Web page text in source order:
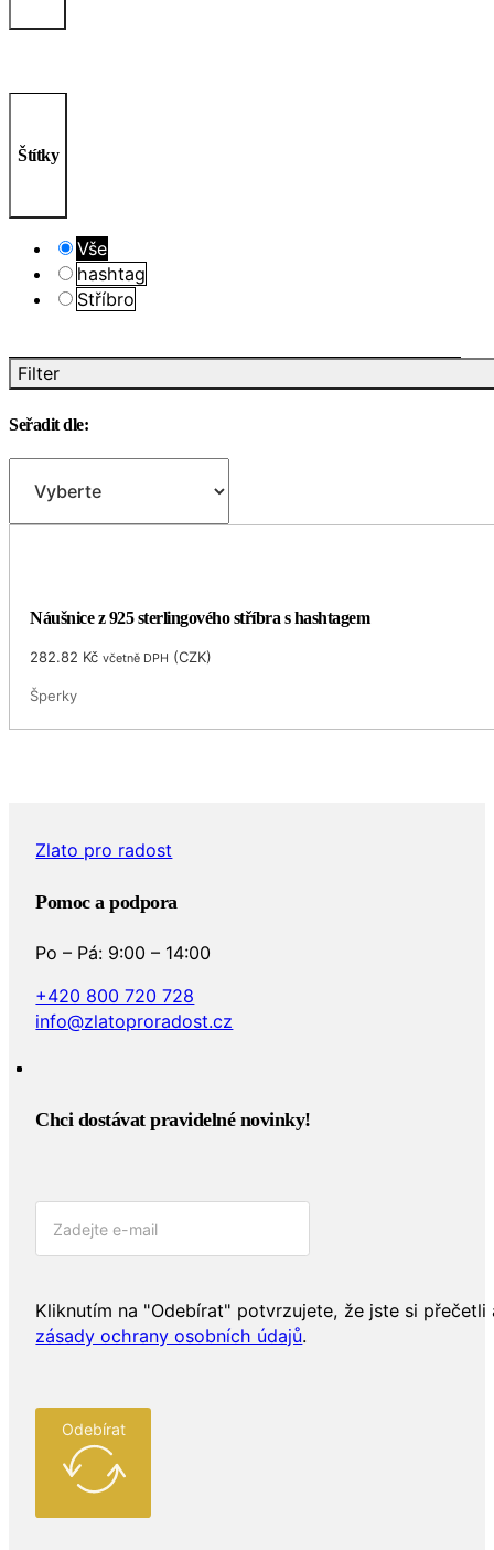
Štítky
Vše
hashtag
Stříbro
Filter
Seřadit dle:
Náušnice z 925 sterlingového stříbra s hashtagem
282.82 Kč včetně DPH (CZK)
Šperky
Zlato pro radost
Pomoc a podpora
Po – Pá: 9:00 – 14:00
+420 800 720 728
info@zlatoproradost.cz
Chci dostávat pravidelné novinky!​
Kliknutím na "Odebírat" potvrzujete, že jste si přečetli
zásady ochrany osobních údajů.
Odebírat